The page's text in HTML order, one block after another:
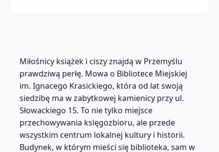
Miłośnicy książek i ciszy znajdą w Przemyślu
prawdziwą perłę. Mowa o Bibliotece Miejskiej
im. Ignacego Krasickiego, która od lat swoją
siedzibę ma w zabytkowej kamienicy przy ul.
Słowackiego 15. To nie tylko miejsce
przechowywania księgozbioru, ale przede
wszystkim centrum lokalnej kultury i historii.
Budynek, w którym mieści się biblioteka, sam w